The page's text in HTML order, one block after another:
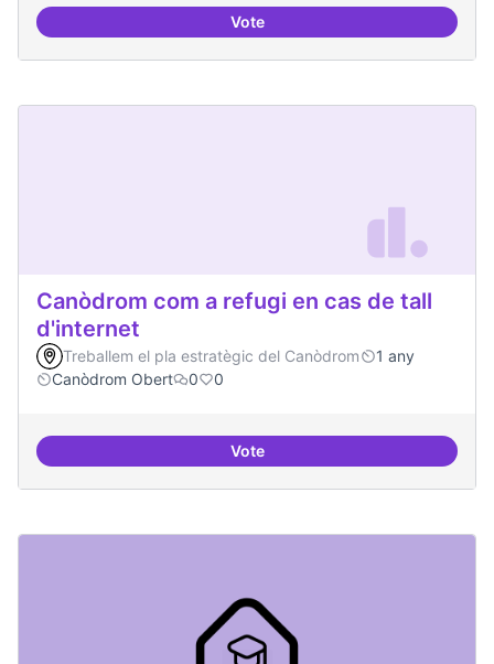
VoteCanòdrom com a espai de
Canòdrom com a refugi en cas de tall
d'internet
Treballem el pla estratègic del Canòdrom
1 any
Canòdrom Obert
0 0
VoteCanòdrom com a refugi en cas